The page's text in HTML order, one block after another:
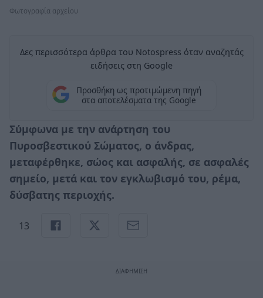
Φωτογραφία αρχείου
Δες περισσότερα άρθρα του Notospress όταν αναζητάς
ειδήσεις στη Google
Προσθήκη ως προτιμώμενη πηγή
στα αποτελέσματα της Google
Σύμφωνα με την ανάρτηση του
Πυροσβεστικού Σώματος, ο άνδρας,
μεταφέρθηκε, σώος και ασφαλής, σε ασφαλές
σημείο, μετά και τον εγκλωβισμό του, ρέμα,
δύσβατης περιοχής.
13